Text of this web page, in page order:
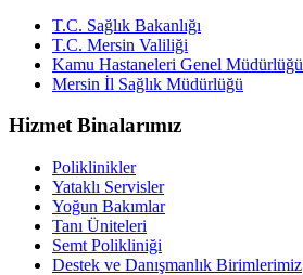
T.C. Sağlık Bakanlığı
T.C. Mersin Valiliği
Kamu Hastaneleri Genel Müdürlüğü
Mersin İl Sağlık Müdürlüğü
Hizmet Binalarımız
Poliklinikler
Yataklı Servisler
Yoğun Bakımlar
Tanı Üniteleri
Semt Polikliniği
Destek ve Danışmanlık Birimlerimiz